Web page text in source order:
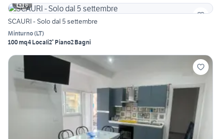
6
SCAURI - Solo dal 5 settembre
Minturno(LT)
100 mq4 Locali2° Piano2 Bagni